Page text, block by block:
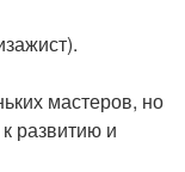
мастеров, но
развитию и